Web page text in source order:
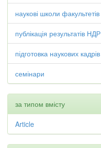
наукові школи факультетів
публікація результатів НДР
підготовка наукових кадрів
семінари
за типом вмісту
Article